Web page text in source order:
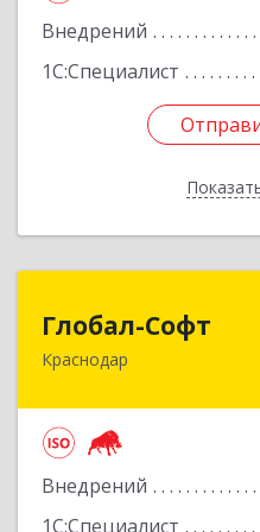
Внедрений
1С:Специалист
Глобал-Софт
Краснодар
Внедрений
1С:Специалист
350018,